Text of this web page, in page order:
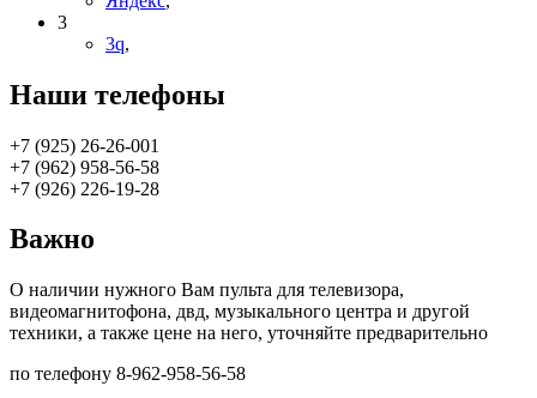
3
3q,
Наши телефоны
+7 (925) 26-26-001
+7 (962) 958-56-58
+7 (926) 226-19-28
Важно
О наличии нужного Вам пульта для телевизора,
видеомагнитофона, двд, музыкального центра и другой
техники, а также цене на него, уточняйте предварительно
по телефону 8-962-958-56-58